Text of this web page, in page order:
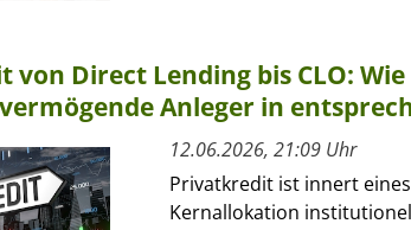
von Direct Lending bis CLO:
Anleger in
12.06.2026, 21:09 Uhr
Privatkredit ist innert
Kernallokation